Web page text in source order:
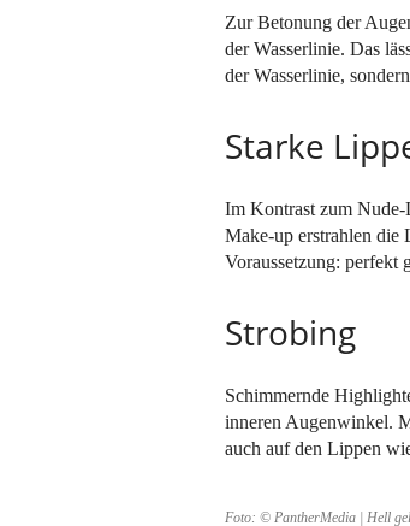
Zur Betonung der
der Wasserlinie. Das
der Wasserlinie,
Starke
Im Kontrast zum
Make-up erstrahlen
Voraussetzung: perfekt
Strobing
Schimmernde
inneren Augenwinkel.
auch auf den Lippen
Foto: © PantherMedia | Hell